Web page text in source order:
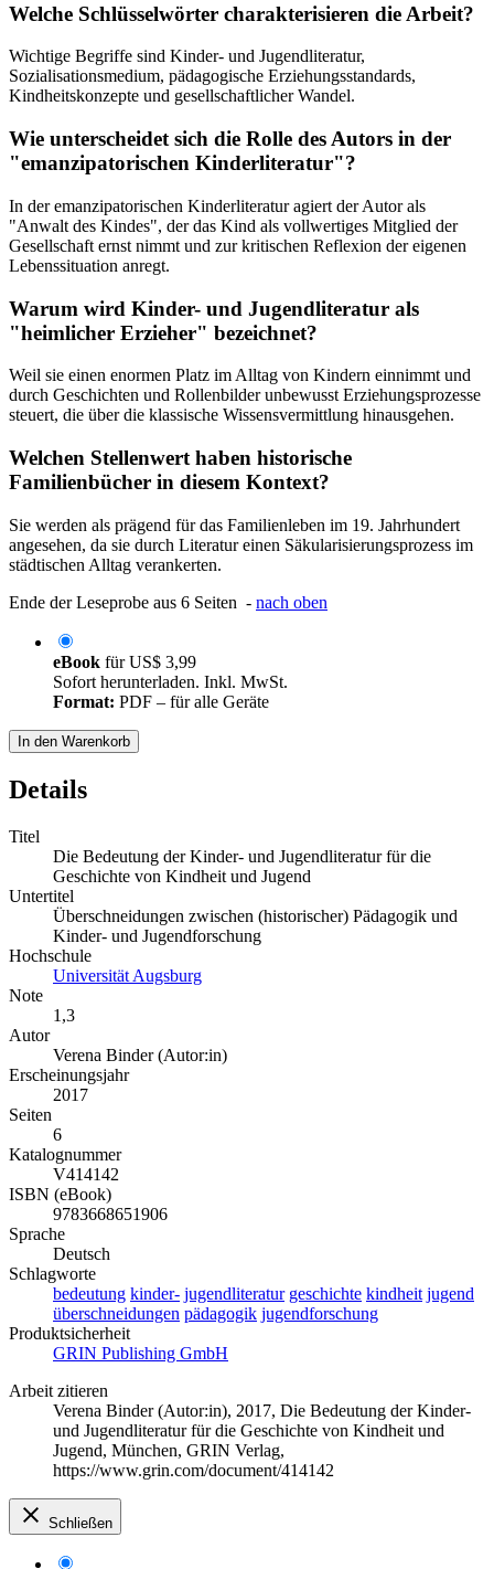
Welche Schlüsselwörter charakterisieren die Arbeit?
Wichtige Begriffe sind Kinder- und Jugendliteratur,
Sozialisationsmedium, pädagogische Erziehungsstandards,
Kindheitskonzepte und gesellschaftlicher Wandel.
Wie unterscheidet sich die Rolle des Autors in der
"emanzipatorischen Kinderliteratur"?
In der emanzipatorischen Kinderliteratur agiert der Autor als
"Anwalt des Kindes", der das Kind als vollwertiges Mitglied der
Gesellschaft ernst nimmt und zur kritischen Reflexion der eigenen
Lebenssituation anregt.
Warum wird Kinder- und Jugendliteratur als
"heimlicher Erzieher" bezeichnet?
Weil sie einen enormen Platz im Alltag von Kindern einnimmt und
durch Geschichten und Rollenbilder unbewusst Erziehungsprozesse
steuert, die über die klassische Wissensvermittlung hinausgehen.
Welchen Stellenwert haben historische
Familienbücher in diesem Kontext?
Sie werden als prägend für das Familienleben im 19. Jahrhundert
angesehen, da sie durch Literatur einen Säkularisierungsprozess im
städtischen Alltag verankerten.
Ende der Leseprobe aus 6 Seiten - nach oben
eBook fürUS$ 3,99
Sofort herunterladen. Inkl. MwSt.
Format: PDF – für alle Geräte
In den Warenkorb
Details
Titel
Die Bedeutung der Kinder- und Jugendliteratur für die
Geschichte von Kindheit und Jugend
Untertitel
Überschneidungen zwischen (historischer) Pädagogik und
Kinder- und Jugendforschung
Hochschule
Universität Augsburg
Note
1,3
Autor
Verena Binder (Autor:in)
Erscheinungsjahr
2017
Seiten
6
Katalognummer
V414142
ISBN (eBook)
9783668651906
Sprache
Deutsch
Schlagworte
bedeutung kinder- jugendliteratur geschichte kindheit jugend
überschneidungen pädagogik jugendforschung
Produktsicherheit
GRIN Publishing GmbH
Arbeit zitieren
Verena Binder (Autor:in), 2017, Die Bedeutung der Kinder-
und Jugendliteratur für die Geschichte von Kindheit und
Jugend, München, GRIN Verlag,
https://www.grin.com/document/414142
Schließen